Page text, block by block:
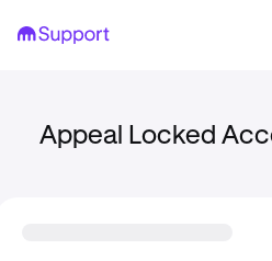
Appeal Locked